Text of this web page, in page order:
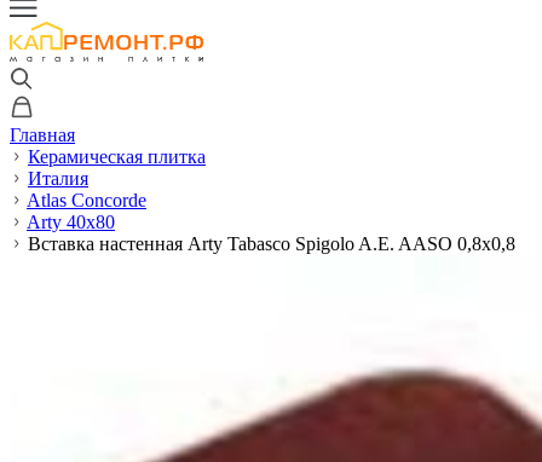
Главная
Керамическая плитка
Италия
Atlas Concorde
Arty 40x80
Вставка настенная Arty Tabasco Spigolo A.E. AASO 0,8x0,8